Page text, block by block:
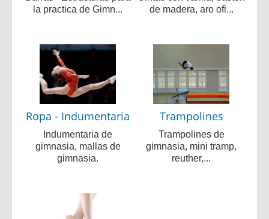
la practica de Gimn...
de madera, aro ofi...
Ropa - Indumentaria
Indumentaria de
gimnasia, mallas de
gimnasia.
Trampolines
Trampolines de
gimnasia, mini tramp,
reuther,...